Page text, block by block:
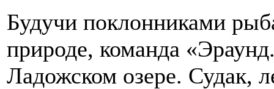
Будучи поклонниками
природе, команда
Ладожском озере. Судак,